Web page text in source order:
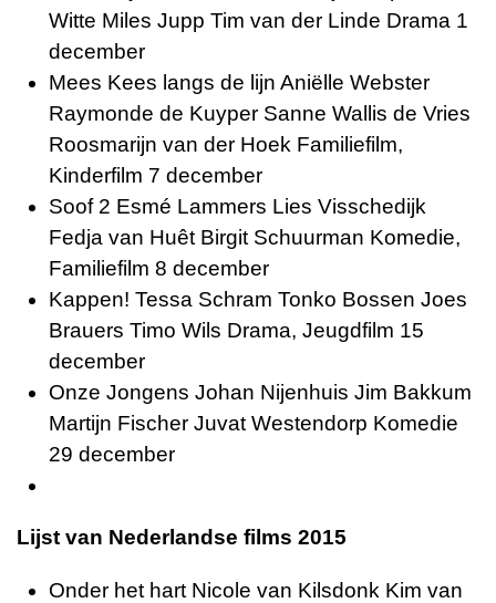
Witte Miles Jupp Tim van der Linde Drama 1
december
Mees Kees langs de lijn Aniëlle Webster
Raymonde de Kuyper Sanne Wallis de Vries
Roosmarijn van der Hoek Familiefilm,
Kinderfilm 7 december
Soof 2 Esmé Lammers Lies Visschedijk
Fedja van Huêt Birgit Schuurman Komedie,
Familiefilm 8 december
Kappen! Tessa Schram Tonko Bossen Joes
Brauers Timo Wils Drama, Jeugdfilm 15
december
Onze Jongens Johan Nijenhuis Jim Bakkum
Martijn Fischer Juvat Westendorp Komedie
29 december
Lijst van Nederlandse films 2015
Onder het hart Nicole van Kilsdonk Kim van